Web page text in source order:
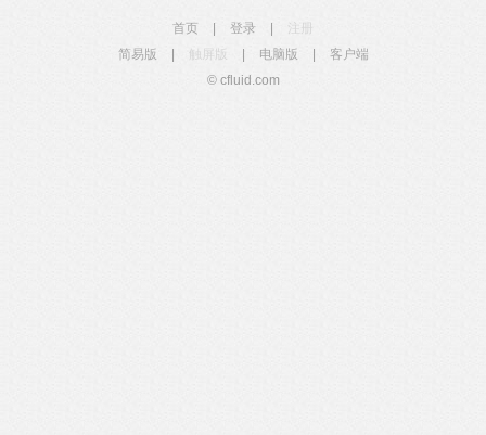
首页 登录
简易版
触屏版 电脑版
客户端
© cfluid.com